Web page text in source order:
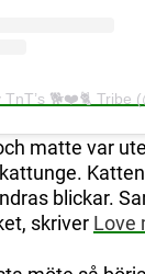
TnT’s 🐕❤️🐈 Tribe
matte var
blickar.
skriver Love